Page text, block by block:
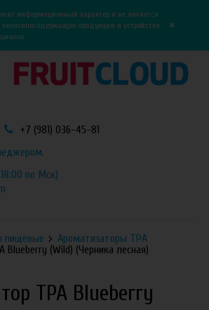
0
информационный характер и не является
продукцию и устройства
×
+7 (981) 036-45-81
по Мск)
пищевые
Ароматизаторы TPA
Blueberry (Wild) (Черника лесная)
TPA Blueberry